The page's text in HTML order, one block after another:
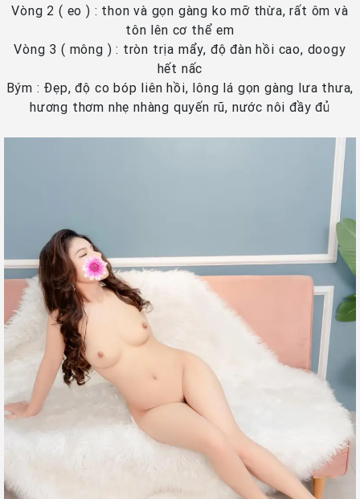
Vòng 2 ( eo ) : thon và gọn gàng ko mỡ thừa, rất ôm và
tôn lên cơ thể em
Vòng 3 ( mông ) : tròn trịa mẩy, độ đàn hồi cao, doogy
hết nấc
Bým : Đẹp, độ co bóp liên hồi, lông lá gọn gàng lưa thưa,
hương thơm nhẹ nhàng quyến rũ, nước nôi đầy đủ